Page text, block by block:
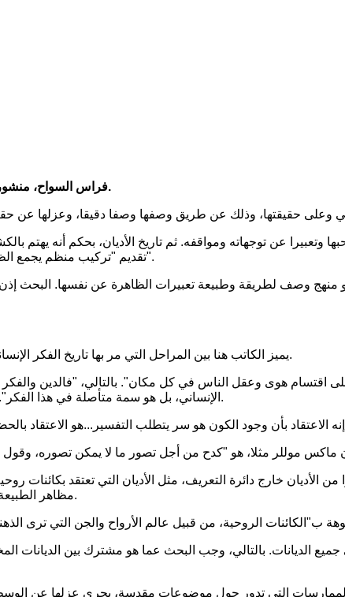
فراس السواح، منشورات دار علاء الدين، دمشق، 2002، 402 ص.
وتعبيرا عن توجهاته ومواقفه. ثم تاريخ الأديان، بحكم أنه يهتم
تقديم "تركيب منظم يجمع الظواهر الدينية التي يدرسها إلى ظاهرة واحدة".
وهو منهج وصف لطريقة وطبيعة تعبيرات الظاهرة عن نفسها. البحث
يميز الكاتب هنا بين المراحل التي مر بها تاريخ الفكر الإنساني: السحر، الدين، الفلسفة والعلم التجريبي.
اقتسام هوى وعقل الناس في كل مكان". بالتالي، "فالدين
الإنساني، بل هو سمة متأصلة في هذا الفكر". إن للدين تأثير هائل لا يزال قائما حتى اليوم.
الأديان خارج دائرة التعريف، مثل الأديان التي تعتقد بكائنات
مظاهر الطبيعة، والتي لا تنضوي تحت مفهوم الآلهة المعتاد.
الديانات. بالتالي، وجب البحث عما هو مشترك بين الديانات
التي تدور حول موضوعات مقدسة، يجري عزلها عن